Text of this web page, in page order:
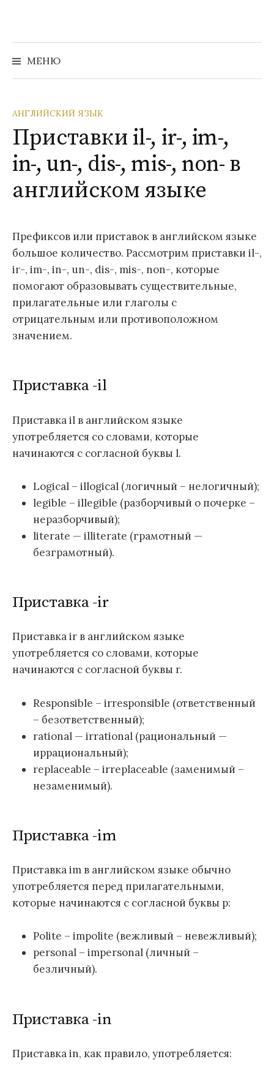
содержимому
МЕНЮ
Найти:
АНГЛИЙСКИЙ ЯЗЫК
Приставки il-, ir-, im-,
in-, un-, dis-, mis-, non- в
английском языке
Префиксов или приставок в английском языке
большое количество. Рассмотрим приставки il-,
ir-, im-, in-, un-, dis-, mis-, non-, которые
помогают образовывать существительные,
прилагательные или глаголы с
отрицательным или противоположном
значением.
Приставка -il
Приставка il в английском языке
употребляется со словами, которые
начинаются с согласной буквы l.
Logical – illogical (логичный – нелогичный);
legible – illegible (разборчивый о почерке –
неразборчивый);
literate — illiterate (грамотный —
безграмотный).
Приставка -ir
Приставка ir в английском языке
употребляется со словами, которые
начинаются с согласной буквы r.
Responsible – irresponsible (ответственный
– безответственный);
rational — irrational (рациональный —
иррациональный);
replaceable – irreplaceable (заменимый –
незаменимый).
Приставка -im
Приставка im в английском языке обычно
употребляется перед прилагательными,
которые начинаются с согласной буквы р:
Polite – impolite (вежливый – невежливый);
personal – impersonal (личный –
безличный).
Приставка -in
Приставка in, как правило, употребляется: